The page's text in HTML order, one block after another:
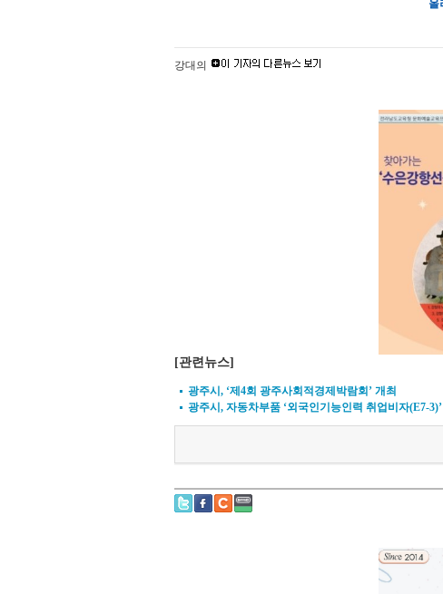
올
강대의
[관련뉴스]
광주시, ‘제4회 광주사회적경제박람회’ 개최
광주시, 자동차부품 ‘외국인기능인력 취업비자(E7-